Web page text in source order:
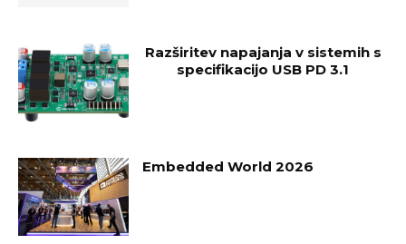
Razširitev napajanja v sistemih s
specifikacijo USB PD 3.1
Embedded World 2026